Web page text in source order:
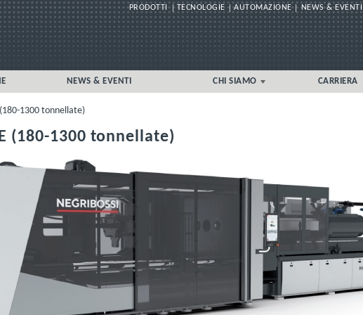
PRODOTTI TECNOLOGIE AUTOMAZIONE NEWS & EVENTI
NEWS & EVENTI CHI SIAMO
REGOLAMENTO ORGANISMO DI
VIGILANZA
WHISTLEBLOWING
CARRIERA
1300 tonnellate)
(180-1300 tonnellate)